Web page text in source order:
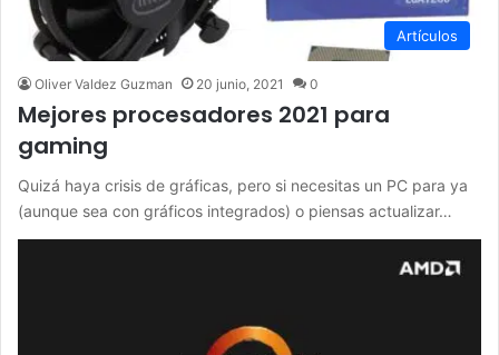
Artículos
Oliver Valdez Guzman 20 junio, 2021 0
Mejores procesadores 2021 para
gaming
Quizá haya crisis de gráficas, pero si necesitas un PC para ya
(aunque sea con gráficos integrados) o piensas actualizar…